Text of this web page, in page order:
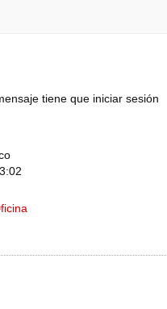
tiene que iniciar sesión